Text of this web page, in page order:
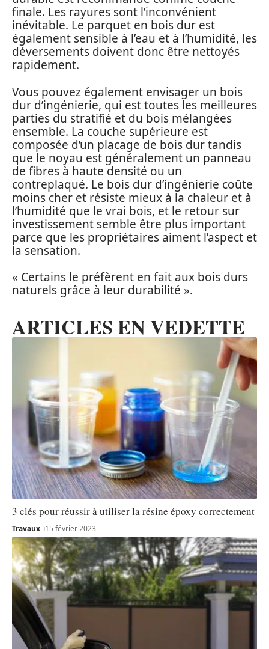
finale. Les rayures sont l’inconvénient
inévitable. Le parquet en bois dur est
également sensible à l’eau et à l’humidité, les
déversements doivent donc être nettoyés
rapidement.
Vous pouvez également envisager un bois
dur d’ingénierie, qui est toutes les meilleures
parties du stratifié et du bois mélangées
ensemble. La couche supérieure est
composée d’un placage de bois dur tandis
que le noyau est généralement un panneau
de fibres à haute densité ou un
contreplaqué. Le bois dur d’ingénierie coûte
moins cher et résiste mieux à la chaleur et à
l’humidité que le vrai bois, et le retour sur
investissement semble être plus important
parce que les propriétaires aiment l’aspect et
la sensation.
« Certains le préfèrent en fait aux bois durs
naturels grâce à leur durabilité ».
ARTICLES EN VEDETTE
3 clés pour réussir à utiliser la résine époxy correctement
Travaux 15 février 2023